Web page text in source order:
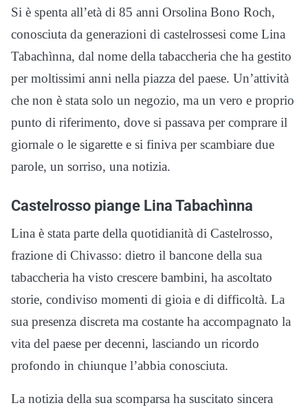
Si è spenta all’età di 85 anni Orsolina Bono Roch,
conosciuta da generazioni di castelrossesi come Lina
Tabachìnna, dal nome della tabaccheria che ha gestito
per moltissimi anni nella piazza del paese. Un’attività
che non è stata solo un negozio, ma un vero e proprio
punto di riferimento, dove si passava per comprare il
giornale o le sigarette e si finiva per scambiare due
parole, un sorriso, una notizia.
Castelrosso piange Lina Tabachìnna
Lina è stata parte della quotidianità di Castelrosso,
frazione di Chivasso: dietro il bancone della sua
tabaccheria ha visto crescere bambini, ha ascoltato
storie, condiviso momenti di gioia e di difficoltà. La
sua presenza discreta ma costante ha accompagnato la
vita del paese per decenni, lasciando un ricordo
profondo in chiunque l’abbia conosciuta.
La notizia della sua scomparsa ha suscitato sincera